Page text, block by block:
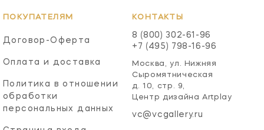
ПОКУПАТЕЛЯМ
Договор-Оферта
Оплата и доставка
Политика в отношении
обработки
персональных данных
КОНТАКТЫ
8 (800) 302-61-96
+7 (495) 798-16-96
Москва, ул. Нижняя
Сыромятническая
д. 10, стр. 9,
Центр дизайна Artplay
vc@vcgallery.ru